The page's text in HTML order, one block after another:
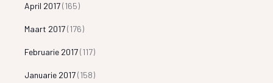
April 2017(165)
Maart 2017(176)
Februarie 2017(117)
Januarie 2017(158)